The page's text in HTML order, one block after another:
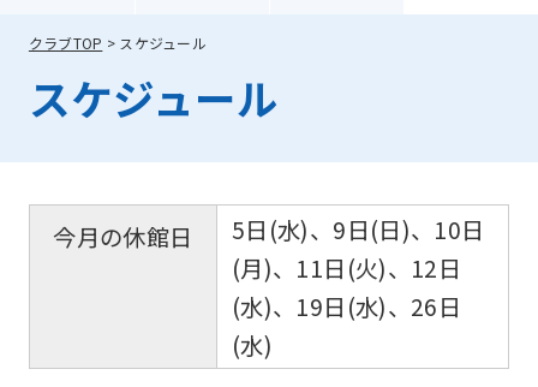
クラブTOP スケジュール
スケジュール
今月の休館日
5日(水)、9日(日)、10日
(月)、11日(火)、12日
(水)、19日(水)、26日
(水)